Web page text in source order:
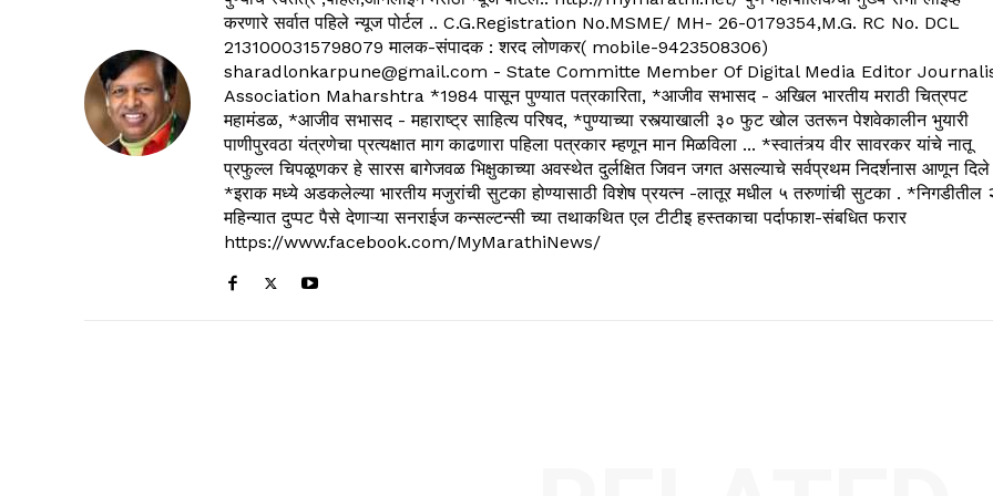
करणारे सर्वात पहिले न्यूज पोर्टल .. C.G.Registration No.MSME/ MH- 26-0179354,M.G. RC No. DCL
2131000315798079 मालक-संपादक : शरद लोणकर( mobile-9423508306)
sharadlonkarpune@gmail.com - State Committe Member Of Digital Media Editor
Association Maharshtra *1984 पासून पुण्यात पत्रकारिता, *आजीव सभासद - अखिल भारतीय मराठी चित्रपट
महामंडळ, *आजीव सभासद - महाराष्ट्र साहित्य परिषद, *पुण्याच्या रस्त्याखाली ३० फुट खोल उतरून पेशवेकालीन भुयारी
पाणीपुरवठा यंत्रणेचा प्रत्यक्षात माग काढणारा पहिला पत्रकार म्हणून मान मिळविला ... *स्वातंत्र्य वीर सावरकर यांचे नातू
प्रफुल्ल चिपळूणकर हे सारस बागेजवळ भिक्षुकाच्या अवस्थेत दुर्लक्षित जिवन जगत असल्याचे सर्वप्रथम निदर्शनास आणून दिले
*इराक मध्ये अडकलेल्या भारतीय मजुरांची सुटका होण्यासाठी विशेष प्रयत्न -लातूर मधील ५ तरुणांची सुटका . *निगडीतील
महिन्यात दुप्पट पैसे देणाऱ्या सनराईज कन्सल्टन्सी च्या तथाकथित एल टीटीइ हस्तकाचा पर्दाफाश-संबधित फरार
https://www.facebook.com/MyMarathiNews/